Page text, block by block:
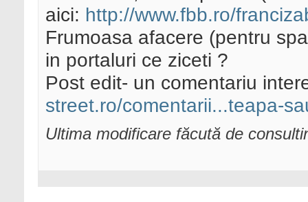
aici: http://www.fbb.ro/
Frumoasa afacere (pentru
in portaluri ce ziceti ?
Post edit- un comentariu
street.ro/comentarii...teapa-
Ultima modificare făcută de